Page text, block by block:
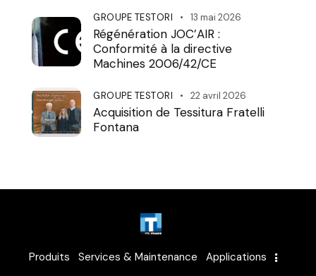
GROUPE TESTORI 13 mai 2026
Régénération JOC’AIR :
Conformité à la directive
Machines 2006/42/CE
GROUPE TESTORI 22 avril 2026
Acquisition de Tessitura Fratelli
Fontana
Produits Services & Maintenance Applications